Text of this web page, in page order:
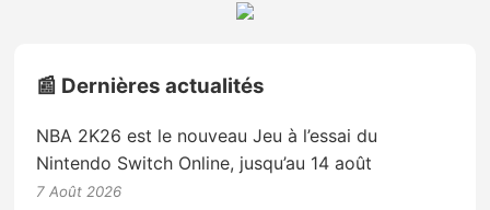
📰 Dernières actualités
NBA 2K26 est le nouveau Jeu à l’essai du
Nintendo Switch Online, jusqu’au 14 août
7 Août 2026